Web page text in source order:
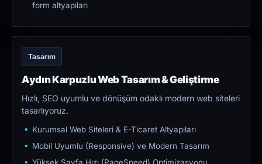
form altyapıları
Tasarım
Aydın Karpuzlu Web Tasarım & Geliştirme
Hızlı, SEO uyumlu ve dönüşüm odaklı modern web siteleri
tasarlıyoruz.
Kurumsal Web Siteleri & E-Ticaret Altyapıları
Mobil Uyumlu (Responsive) ve Modern Tasarım